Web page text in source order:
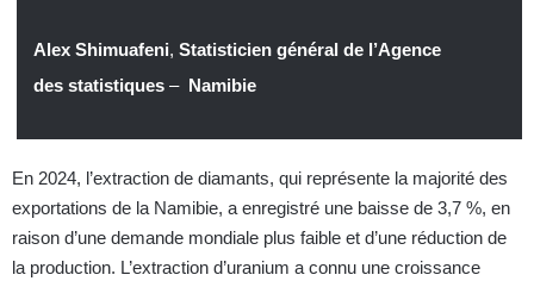
Alex Shimuafeni, Statisticien général de l’Agence
des statistiques – Namibie
En 2024, l’extraction de diamants, qui représente la majorité des
exportations de la Namibie, a enregistré une baisse de 3,7 %, en
raison d’une demande mondiale plus faible et d’une réduction de
la production. L’extraction d’uranium a connu une croissance